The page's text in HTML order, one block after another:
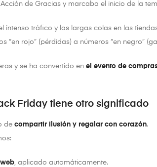
de Gracias y marcaba el inicio de la
intenso tráfico y las largas colas en las
“en rojo” (pérdidas) a números “en negro”
y se ha convertido en el evento de
Friday tiene otro significado
de compartir ilusión y regalar con corazón.
, aplicado automáticamente.